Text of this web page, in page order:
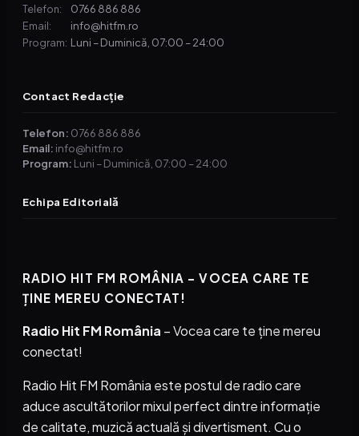
Telefon: 0766 886 886
Email: info@hitfm.ro
Program: Luni – Duminică, 07:00 – 24:00
Contact Redacție
Telefon: 0766 886 886
Email: info@hitfm.ro
Program: Luni – Duminică, 07:00 – 24:00
Echipa Editorială
RADIO HIT FM ROMÂNIA – VOCEA CARE TE
ȚINE MEREU CONECTAT!
Radio Hit FM România – Vocea care te ține mereu
conectat!
Radio Hit FM România este postul de radio care
aduce ascultătorilor mixul perfect dintre informație
de calitate, muzică actuală și divertisment. Cu o